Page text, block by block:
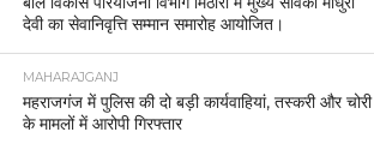
देवी का सेवानिवृत्ति सम्मान समारोह आयोजित।
MAHARAJGANJ
महराजगंज में पुलिस की दो बड़ी कार्यवाहियां, तस्करी और चोरी
के मामलों में आरोपी गिरफ्तार